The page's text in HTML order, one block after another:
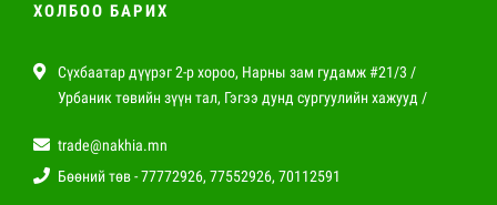
ХОЛБОО БАРИХ
Сүхбаатар дүүрэг 2-р хороо, Нарны зам гудамж #21/3 /
Урбаник төвийн зүүн тал, Гэгээ дунд сургуулийн хажууд /
trade@nakhia.mn
Бөөний төв - 77772926, 77552926, 70112591